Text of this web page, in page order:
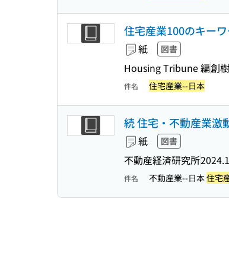
住宅産業100のキー
紙 図書
Housing Tribune 編創
件名 住宅産業--日本
続 住宅・不動産業激
紙 図書
不動産経済研究所
件名 不動産業--日本住宅